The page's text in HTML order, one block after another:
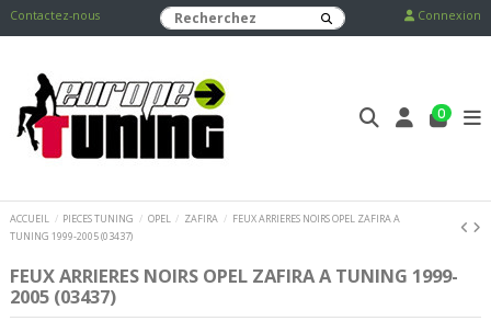
Contactez-nous Connexion
0
ACCUEIL PIECES TUNING OPEL ZAFIRA
FEUX ARRIERES NOIRS OPEL ZAFIRA A
TUNING 1999-2005 (03437)
FEUX ARRIERES NOIRS OPEL ZAFIRA A TUNING 1999-
2005 (03437)